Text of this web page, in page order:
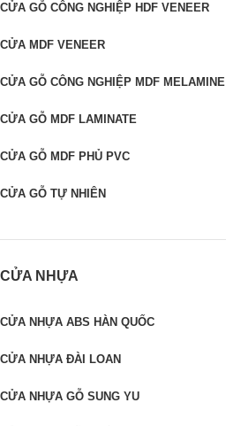
CỬA GỖ CÔNG NGHIỆP HDF VENEER
CỬA MDF VENEER
CỬA GỖ CÔNG NGHIỆP MDF MELAMINE
CỬA GỖ MDF LAMINATE
CỬA GỖ MDF PHỦ PVC
CỬA GỖ TỰ NHIÊN
CỬA NHỰA
CỬA NHỰA ABS HÀN QUỐC
CỬA NHỰA ĐÀI LOAN
CỬA NHỰA GỖ SUNG YU